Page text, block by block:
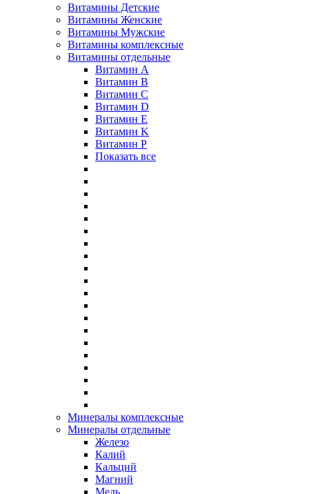
Витамины Детские
Витамины Женские
Витамины Мужские
Витамины комплексные
Витамины отдельные
Витамин A
Витамин B
Витамин C
Витамин D
Витамин E
Витамин K
Витамин P
Показать все
Минералы комплексные
Минералы отдельные
Железо
Калий
Кальций
Магний
Медь